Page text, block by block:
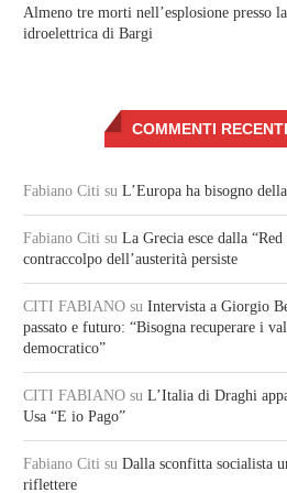
Almeno tre morti nell’esplosione presso
idroelettrica di Bargi
COMMENTI RECENTI
Fabiano Citi su L’Europa ha bisogno
Fabiano Citi su La Grecia esce dalla
contraccolpo dell’austerità persiste
CITI FABIANO su Intervista a Giorgio
passato e futuro: “Bisogna recuperare i
democratico”
CITI FABIANO su L’Italia di Draghi
Usa “E io Pago”
Fabiano Citi su Dalla sconfitta socialista
riflettere